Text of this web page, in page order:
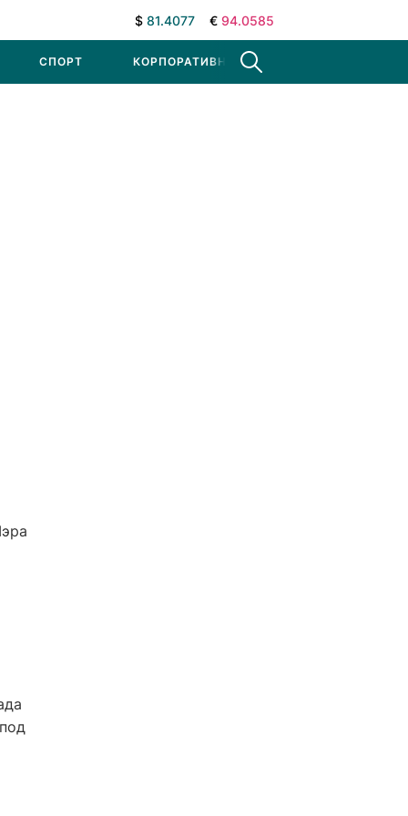
$ 81.4077 € 94.0585
СПОРТ КОРПОРАТИВНЫЕ НОВОСТИ